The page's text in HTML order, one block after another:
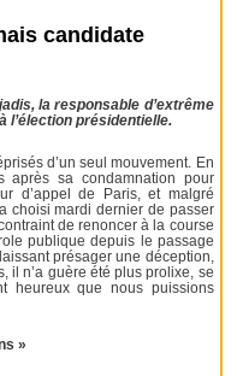
candidate
la responsable d’extrême
l’élection présidentielle.
d’un seul mouvement. En
après sa condamnation pour
d’appel de Paris, et malgré
choisi mardi dernier de passer
de renoncer à la course
publique depuis le passage
présager une déception,
il n’a guère été plus prolixe, se
heureux que nous puissions
»